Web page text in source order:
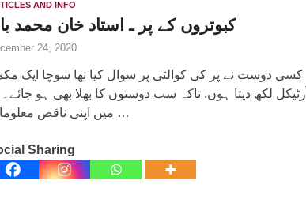
AND INFO
کبوتروں کے پر ـ استاد خان محمد
24, 2020
کسی دوست نے پر کی کوالٹی پر سوال کیا تھا سوچا ایک
آرٹیکل لکھ دیتا ہوں. تاکہ سب دوستوں کا بھلا بھی ہو جائے۔
میں اپنی ناقص معلومات …
Sharing